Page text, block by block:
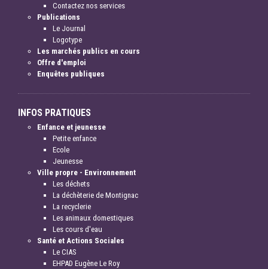
Contactez nos services
Publications
Le Journal
Logotype
Les marchés publics en cours
Offre d'emploi
Enquêtes publiques
INFOS PRATIQUES
Enfance et jeunesse
Petite enfance
Ecole
Jeunesse
Ville propre - Environnement
Les déchets
La déchèterie de Montignac
La recyclerie
Les animaux domestiques
Les cours d'eau
Santé et Actions Sociales
Le CIAS
EHPAD Eugène Le Roy